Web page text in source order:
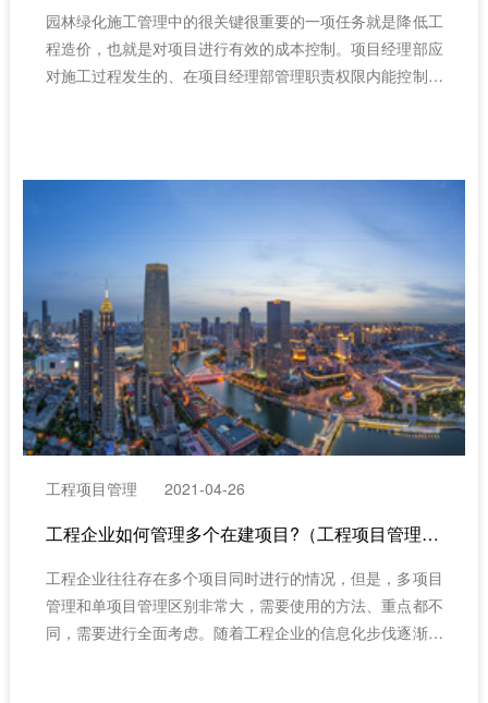
园林绿化施工管理中的很关键很重要的一项任务就是降低工
程造价，也就是对项目进行有效的成本控制。项目经理部应
对施工过程发生的、在项目经理部管理职责权限内能控制的
工程项目管理 2021-04-26
工程企业如何管理多个在建项目?（工程项目管理系统）
工程企业往往存在多个项目同时进行的情况，但是，多项目
管理和单项目管理区别非常大，需要使用的方法、重点都不
同，需要进行全面考虑。随着工程企业的信息化步伐逐渐加